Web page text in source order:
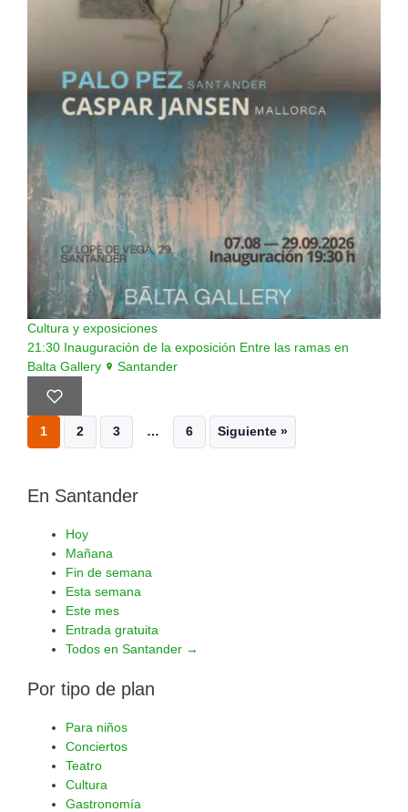
Cultura y exposiciones
21:30 Inauguración de la exposición Entre las ramas en
Balta Gallery
Santander
1 2 3 … 6 Siguiente »
En Santander
Hoy
Mañana
Fin de semana
Esta semana
Este mes
Entrada gratuita
Todos en Santander →
Por tipo de plan
Para niños
Conciertos
Teatro
Cultura
Gastronomía